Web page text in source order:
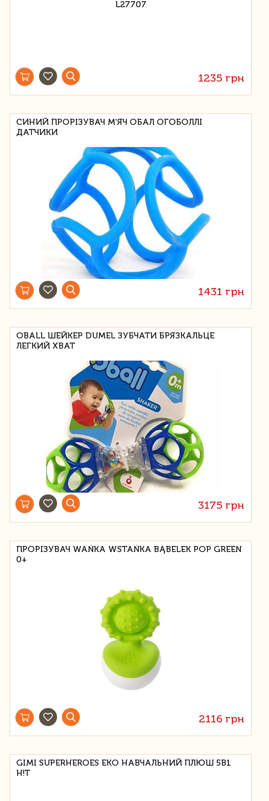
1235 грн
СИНИЙ ПРОРІЗУВАЧ М'ЯЧ ОБАЛ ОГОБОЛЛІ
ДАТЧИКИ
1431 грн
OBALL ШЕЙКЕР DUMEL ЗУБЧАТИ БРЯЗКАЛЬЦЕ
ЛЕГКИЙ ХВАТ
3175 грн
ПРОРІЗУВАЧ WAŃKA WSTAŃKA BĄBELEK POP GREEN
0+
2116 грн
GIMI SUPERHEROES ЕКО НАВЧАЛЬНИЙ ПЛЮШ 5В1
H!T